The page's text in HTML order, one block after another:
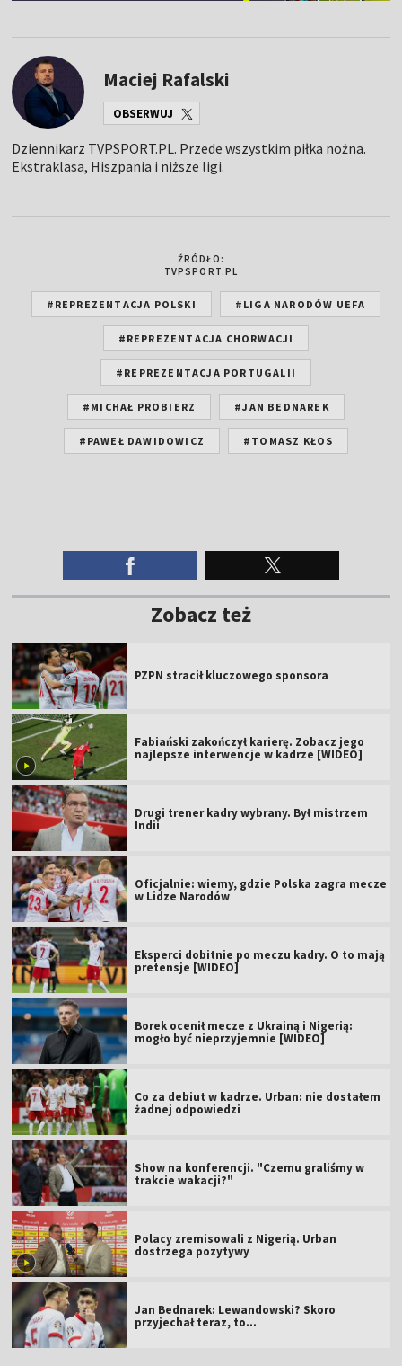
Maciej Rafalski
OBSERWUJ
Dziennikarz TVPSPORT.PL. Przede wszystkim piłka nożna.
Ekstraklasa, Hiszpania i niższe ligi.
ŹRÓDŁO:
TVPSPORT.PL
#REPREZENTACJA POLSKI #LIGA NARODÓW UEFA
#REPREZENTACJA CHORWACJI
#REPREZENTACJA PORTUGALII
#MICHAŁ PROBIERZ #JAN BEDNAREK
#PAWEŁ DAWIDOWICZ #TOMASZ KŁOS
Zobacz też
PZPN stracił kluczowego sponsora
Fabiański zakończył karierę. Zobacz jego
najlepsze interwencje w kadrze [WIDEO]
Drugi trener kadry wybrany. Był mistrzem
Indii
Oficjalnie: wiemy, gdzie Polska zagra mecze
w Lidze Narodów
Eksperci dobitnie po meczu kadry. O to mają
pretensje [WIDEO]
Borek ocenił mecze z Ukrainą i Nigerią:
mogło być nieprzyjemnie [WIDEO]
Co za debiut w kadrze. Urban: nie dostałem
żadnej odpowiedzi
Show na konferencji. "Czemu graliśmy w
trakcie wakacji?"
Polacy zremisowali z Nigerią. Urban
dostrzega pozytywy
Jan Bednarek: Lewandowski? Skoro
przyjechał teraz, to…